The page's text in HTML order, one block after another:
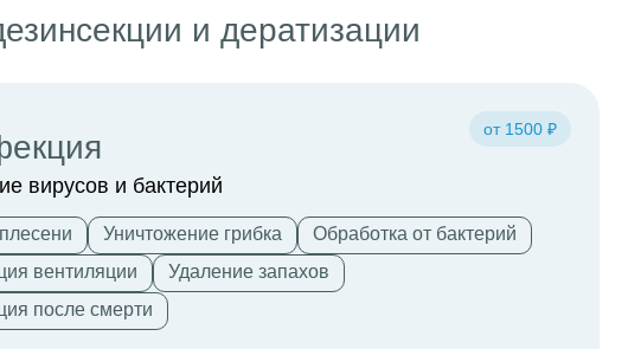
и дератизации
вирусов и бактерий
от 1500 ₽
Уничтожение грибка
Обработка от бактерий
вентиляции
Удаление запахов
после смерти